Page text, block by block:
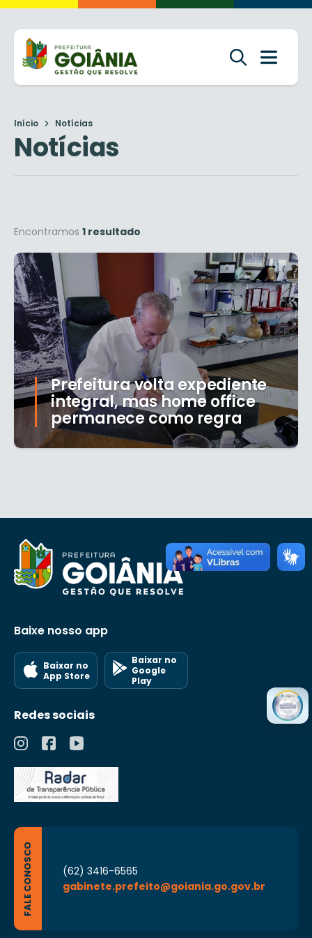
Início Notícias
Notícias
Encontramos 1 resultado
Prefeitura volta expediente
integral, mas home office
permanece como regra
Baixe nosso app
Baixar no
App Store
Baixar no
Google
Play
Redes sociais
FALE CONOSCO
(62) 3416-6565
gabinete.prefeito@goiania.go.gov.br